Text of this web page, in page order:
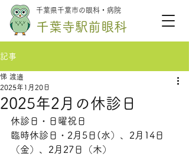
千葉県千葉市の眼科・病院
千葉寺駅前眼科
記事
2025年2月の休診日
悌 渡邉
2025年1月20日
休診日・日曜祝日
臨時休診日・2月5日(水）、2月14日
（金）、2月27日（木）